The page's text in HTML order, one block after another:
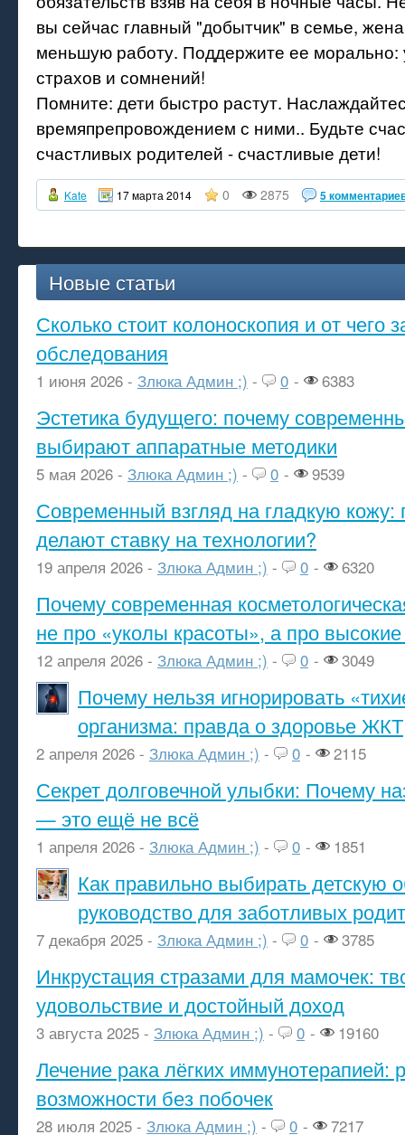
вы сейчас главный "добытчик" в семье,
меньшую работу. Поддержите ее морально:
страхов и сомнений!
Помните: дети быстро растут.
времяпрепровождением с ними.. Будьте
счастливых родителей - счастливые дети!
Kate 17 марта 2014 0 2875 5
Новые статьи
Сколько стоит колоноскопия и от чего
обследования
1 июня 2026 - Злюка Админ ;) - 0 - 6383
Эстетика будущего: почему
выбирают аппаратные методики
5 мая 2026 - Злюка Админ ;) - 0 - 9539
Современный взгляд на гладкую кожу:
делают ставку на технологии?
19 апреля 2026 - Злюка Админ ;) - 0 - 6320
Почему современная
не про «уколы красоты», а про высокие
12 апреля 2026 - Злюка Админ ;) - 0 - 3049
Почему нельзя игнорировать
организма: правда о здоровье ЖКТ
2 апреля 2026 - Злюка Админ ;) - 0 - 2115
Секрет долговечной улыбки: Почему
— это ещё не всё
1 апреля 2026 - Злюка Админ ;) - 0 - 1851
Как правильно выбирать детскую
руководство для заботливых
7 декабря 2025 - Злюка Админ ;) - 0 - 3785
Инкрустация стразами для мамочек:
удовольствие и достойный доход
3 августа 2025 - Злюка Админ ;) - 0 - 19160
Лечение рака лёгких иммунотерапией:
возможности без побочек
28 июля 2025 - Злюка Админ ;) - 0 - 7217